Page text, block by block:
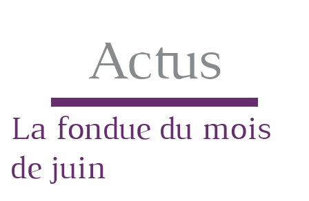
Actus
La fondue du mois
de juin